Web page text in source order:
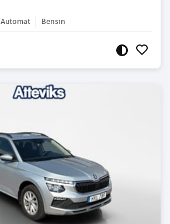
Automat Bensin